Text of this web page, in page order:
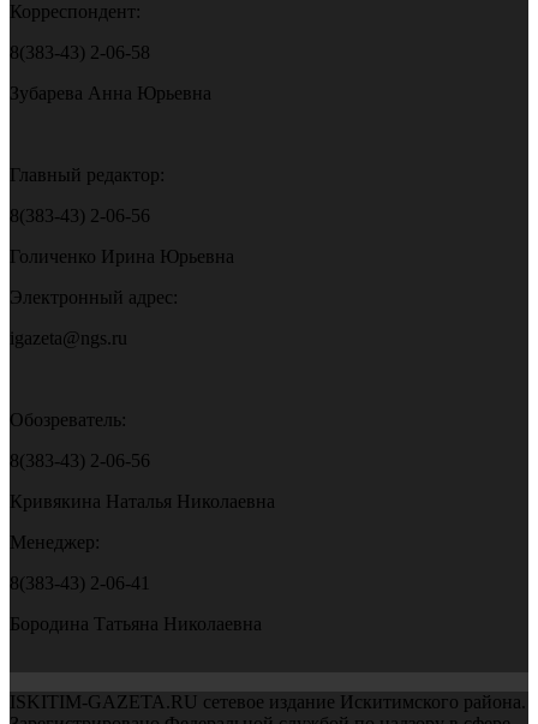
Корреспондент:
8(383-43) 2-06-58
Зубарева Анна Юрьевна
Главный редактор:
8(383-43) 2-06-56
Голиченко Ирина Юрьевна
Электронный адрес:
igazeta@ngs.ru
Обозреватель:
8(383-43) 2-06-56
Кривякина Наталья Николаевна
Менеджер:
8(383-43) 2-06-41
Бородина Татьяна Николаевна
ISKITIM-GAZETA.RU сетевое издание Искитимского района.